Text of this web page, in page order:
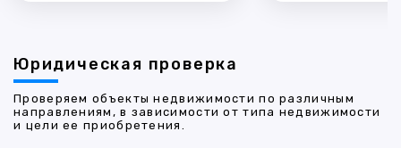
Юридическая проверка
Проверяем объекты недвижимости по различным
направлениям, в зависимости от типа недвижимости
и цели ее приобретения.